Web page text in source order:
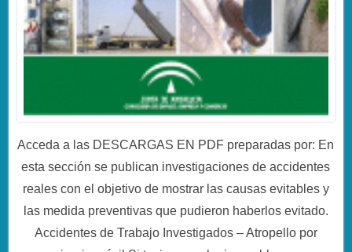
Acceda a las DESCARGAS EN PDF preparadas por: En
esta sección se publican investigaciones de accidentes
reales con el objetivo de mostrar las causas evitables y
las medida preventivas que pudieron haberlos evitado.
Accidentes de Trabajo Investigados – Atropello por